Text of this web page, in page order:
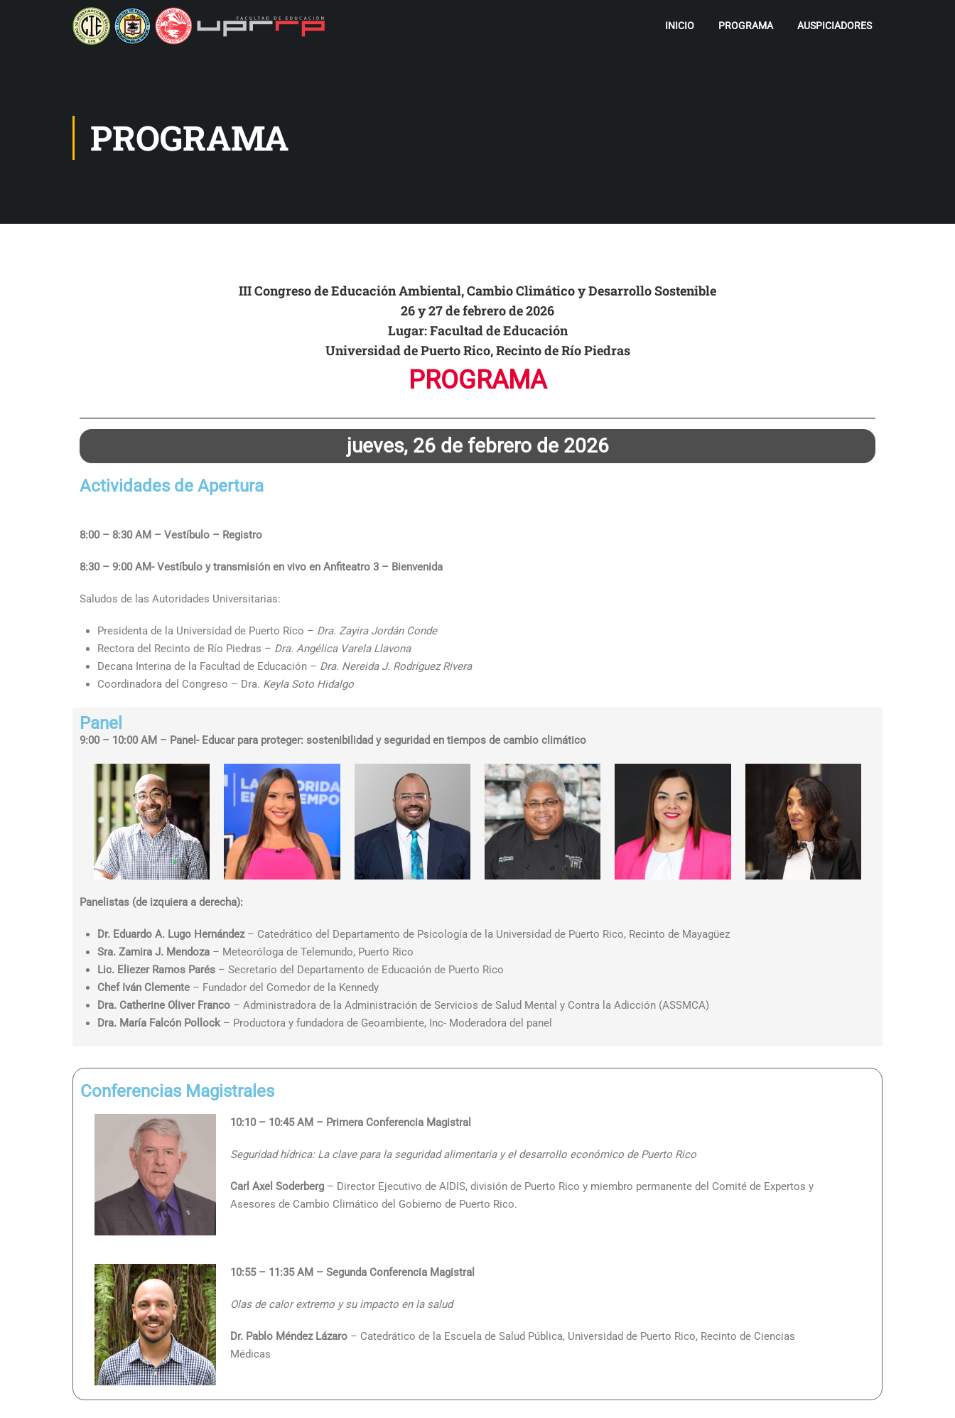
INICIO PROGRAMA AUSPICIADORES
PROGRAMA
III Congreso de Educación Ambiental, Cambio Climático y Desarrollo Sostenible
26 y 27 de febrero de 2026
Lugar: Facultad de Educación
Universidad de Puerto Rico, Recinto de Río Piedras
PROGRAMA
jueves, 26 de febrero de 2026
Actividades de Apertura
8:00 – 8:30 AM – Vestíbulo – Registro
8:30 – 9:00 AM- Vestíbulo y transmisión en vivo en Anfiteatro 3 – Bienvenida
Saludos de las Autoridades Universitarias:
Presidenta de la Universidad de Puerto Rico – Dra. Zayira Jordán Conde
Rectora del Recinto de Río Piedras – Dra. Angélica Varela Llavona
Decana Interina de la Facultad de Educación – Dra. Nereida J. Rodríguez Rivera
Coordinadora del Congreso – Dra. Keyla Soto Hidalgo
Panel
9:00 – 10:00 AM – Panel- Educar para proteger: sostenibilidad y seguridad en tiempos de cambio climático
Panelistas (de izquiera a derecha):
Dr. Eduardo A. Lugo Hernández– Catedrático del Departamento de Psicología de la Universidad de Puerto Rico, Recinto de Mayagüez
Sra. Zamira J. Mendoza – Meteoróloga de Telemundo, Puerto Rico
Lic. Eliezer Ramos Parés – Secretario del Departamento de Educación de Puerto Rico
Chef Iván Clemente – Fundador del Comedor de la Kennedy
Dra. Catherine Oliver Franco – Administradora de la Administración de Servicios de Salud Mental y Contra la Adicción (ASSMCA)
Dra. María Falcón Pollock – Productora y fundadora de Geoambiente, Inc- Moderadora del panel
Conferencias Magistrales
10:10 – 10:45 AM – Primera Conferencia Magistral
Seguridad hídrica: La clave para la seguridad alimentaria y el desarrollo económico de Puerto Rico
Carl Axel Soderberg– Director Ejecutivo de AIDIS, división de Puerto Rico y miembro permanente del Comité de Expertos y
Asesores de Cambio Climático del Gobierno de Puerto Rico.
10:55 – 11:35 AM – Segunda Conferencia Magistral
Olas de calor extremo y su impacto en la salud
Dr. Pablo Méndez Lázaro – Catedrático de la Escuela de Salud Pública, Universidad de Puerto Rico, Recinto de Ciencias
Médicas